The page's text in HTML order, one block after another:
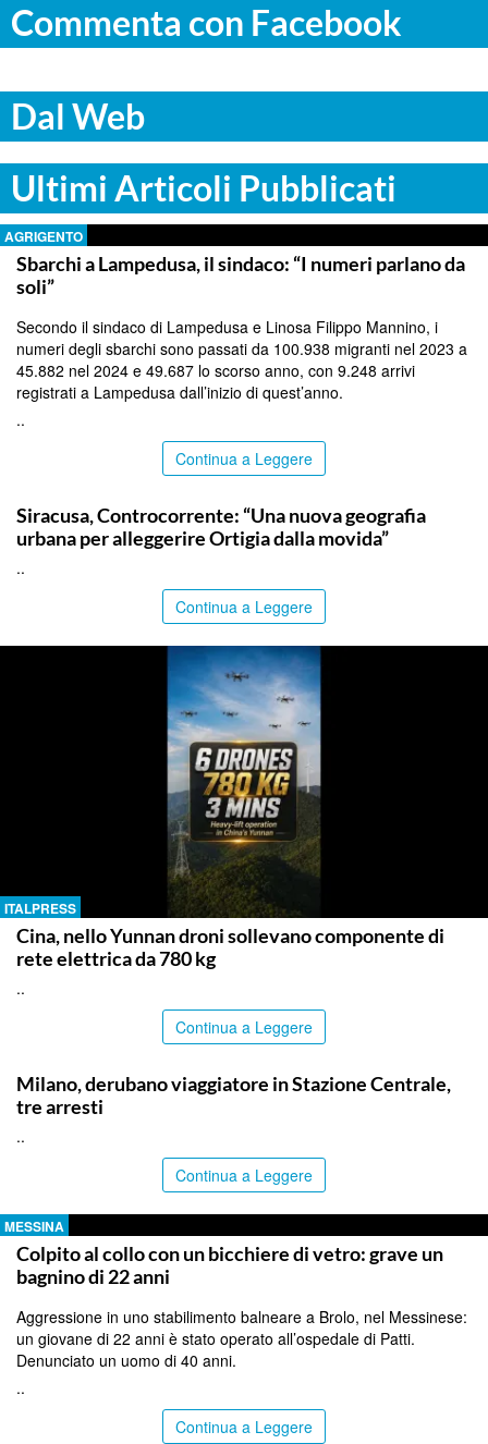
Commenta con Facebook
Dal Web
Ultimi Articoli Pubblicati
AGRIGENTO
Sbarchi a Lampedusa, il sindaco: “I numeri parlano da
soli”
Secondo il sindaco di Lampedusa e Linosa Filippo Mannino, i
numeri degli sbarchi sono passati da 100.938 migranti nel 2023 a
45.882 nel 2024 e 49.687 lo scorso anno, con 9.248 arrivi
registrati a Lampedusa dall’inizio di quest’anno.
..
Continua a Leggere
Siracusa, Controcorrente: “Una nuova geografia
urbana per alleggerire Ortigia dalla movida”
..
Continua a Leggere
ITALPRESS
Cina, nello Yunnan droni sollevano componente di
rete elettrica da 780 kg
..
Continua a Leggere
Milano, derubano viaggiatore in Stazione Centrale,
tre arresti
..
Continua a Leggere
MESSINA
Colpito al collo con un bicchiere di vetro: grave un
bagnino di 22 anni
Aggressione in uno stabilimento balneare a Brolo, nel Messinese:
un giovane di 22 anni è stato operato all’ospedale di Patti.
Denunciato un uomo di 40 anni.
..
Continua a Leggere